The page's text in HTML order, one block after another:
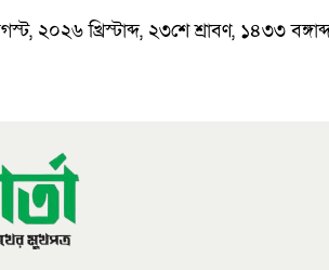
২০২৬ খ্রিস্টাব্দ, ২৩শে শ্রাবণ, ১৪৩৩